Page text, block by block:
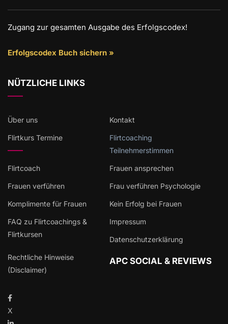
Zugang zur gesamten Ausgabe des Erfolgscodex!
Erfolgscodex Buch sichern »
NÜTZLICHE LINKS
Über uns Kontakt
Flirtkurs Termine
Flirtcoaching
Teilnehmerstimmen
Flirtcoach Frauen ansprechen
Frauen verführen Frau verführen Psychologie
Komplimente für Frauen Kein Erfolg bei Frauen
FAQ zu Flirtcoachings &
Flirtkursen
Impressum
Datenschutzerklärung
Rechtliche Hinweise
(Disclaimer)
APC SOCIAL & REVIEWS
X